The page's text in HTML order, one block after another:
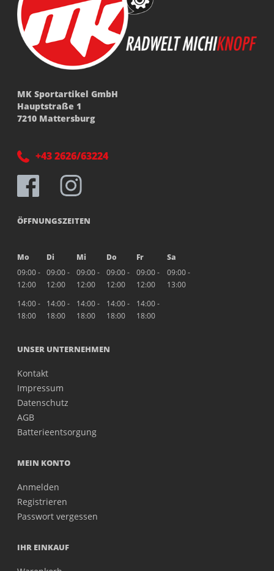
MK Sportartikel GmbH
Hauptstraße 1
7210 Mattersburg
+43 2626/63224
ÖFFNUNGSZEITEN
Mo Di Mi Do Fr
Sa
09:00 -
12:00
09:00 -
12:00
09:00 -
12:00
09:00 -
12:00
09:00 -
12:00
09:00 -
13:00
14:00 -
18:00
14:00 -
18:00
14:00 -
18:00
14:00 -
18:00
14:00 -
18:00
UNSER UNTERNEHMEN
Kontakt
Impressum
Datenschutz
AGB
Batterieentsorgung
MEIN KONTO
Anmelden
Registrieren
Passwort vergessen
IHR EINKAUF